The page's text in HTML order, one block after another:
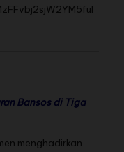
Bansos di Tiga
menghadirkan